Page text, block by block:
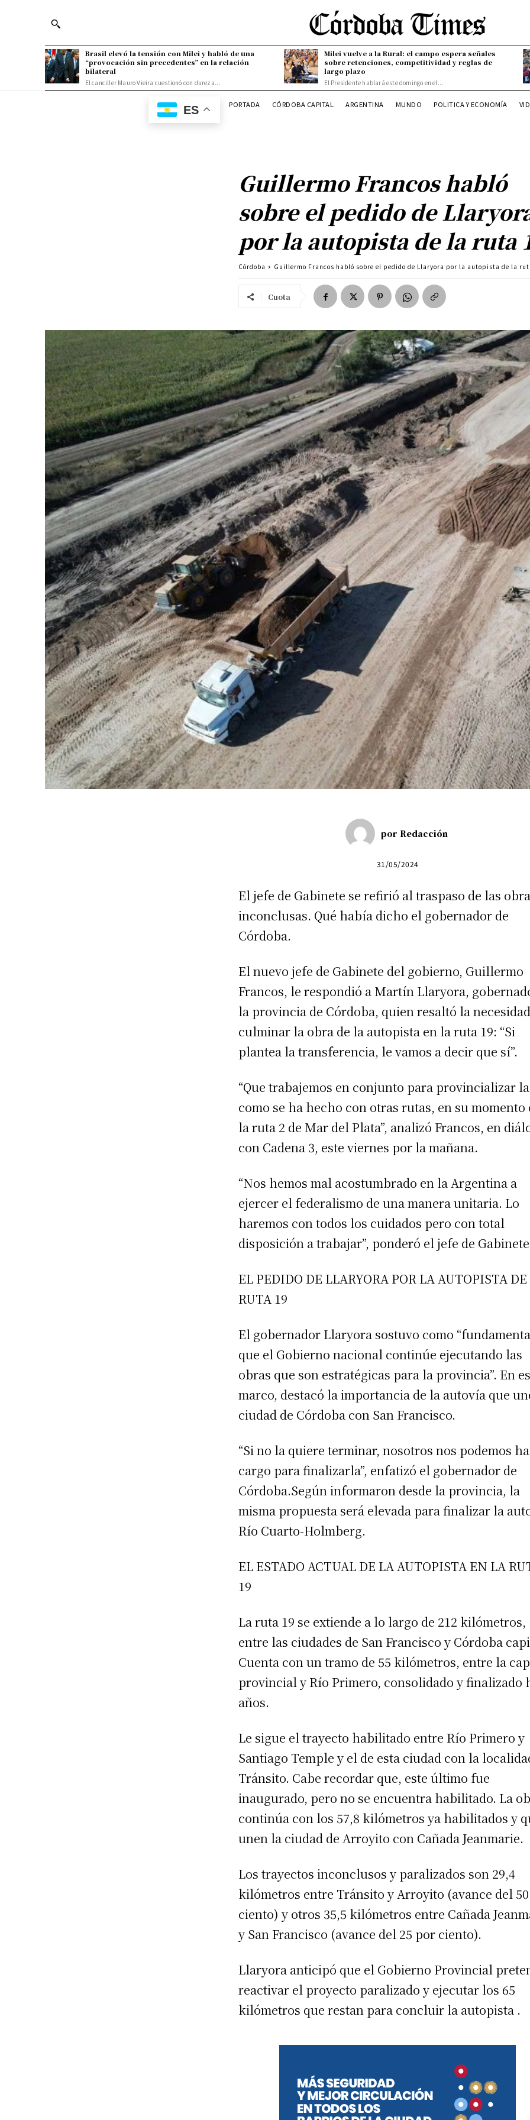
Brasil elevó la tensión con Milei y habló de una
“provocación sin precedentes” en la relación
bilateral
El canciller Mauro Vieira cuestionó con dureza...
Milei vuelve a la Rural: el campo espera señales
sobre retenciones, competitividad y reglas de
largo plazo
El Presidente hablará este domingo en el...
ES PORTADA CÓRDOBA CAPITAL ARGENTINA MUNDO POLITICA Y ECONOMÍA
Guillermo Francos habló
sobre el pedido de
por la autopista de la ruta
Córdoba Guillermo Francos habló sobre el pedido de Llaryora por la autopista de la
Cuota
por Redacción
31/05/2024
El jefe de Gabinete se refirió al traspaso de las
inconclusas. Qué había dicho el gobernador de
Córdoba.
El nuevo jefe de Gabinete del gobierno, Guillermo
Francos, le respondió a Martín Llaryora,
la provincia de Córdoba, quien resaltó la
culminar la obra de la autopista en la ruta 19: “Si
plantea la transferencia, le vamos a decir que sí”.
“Que trabajemos en conjunto para provincializar
como se ha hecho con otras rutas, en su momento
la ruta 2 de Mar del Plata”, analizó Francos, en
con Cadena 3, este viernes por la mañana.
“Nos hemos mal acostumbrado en la Argentina a
ejercer el federalismo de una manera unitaria. Lo
haremos con todos los cuidados pero con total
disposición a trabajar”, ponderó el jefe de
EL PEDIDO DE LLARYORA POR LA AUTOPISTA
RUTA 19
El gobernador Llaryora sostuvo como
que el Gobierno nacional continúe ejecutando las
obras que son estratégicas para la provincia”. En
marco, destacó la importancia de la autovía que
ciudad de Córdoba con San Francisco.
“Si no la quiere terminar, nosotros nos podemos
cargo para finalizarla”, enfatizó el gobernador de
Córdoba.Según informaron desde la provincia, la
misma propuesta será elevada para finalizar la
Río Cuarto-Holmberg.
EL ESTADO ACTUAL DE LA AUTOPISTA EN LA
19
La ruta 19 se extiende a lo largo de 212 kilómetros,
entre las ciudades de San Francisco y Córdoba
Cuenta con un tramo de 55 kilómetros, entre la
provincial y Río Primero, consolidado y finalizado
años.
Le sigue el trayecto habilitado entre Río Primero y
Santiago Temple y el de esta ciudad con la
Tránsito. Cabe recordar que, este último fue
inaugurado, pero no se encuentra habilitado. La
continúa con los 57,8 kilómetros ya habilitados y
unen la ciudad de Arroyito con Cañada Jeanmarie.
Los trayectos inconclusos y paralizados son 29,4
kilómetros entre Tránsito y Arroyito (avance del
ciento) y otros 35,5 kilómetros entre Cañada
y San Francisco (avance del 25 por ciento).
Llaryora anticipó que el Gobierno Provincial
reactivar el proyecto paralizado y ejecutar los 65
kilómetros que restan para concluir la autopista .